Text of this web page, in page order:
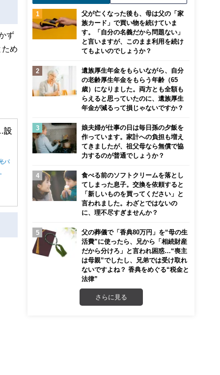
ず
ため
設
パ
父が亡くなった後も、母は父の「家
族カード」で買い物を続けていま
す。「自分の名義だから問題ない」
と言いますが、このまま利用を続け
てもよいのでしょうか？
遺族厚生年金をもらいながら、自分
の老齢厚生年金をもらう年齢（65
歳）になりました。両方とも全額も
らえると思っていたのに、遺族厚生
年金が減るって損じゃないですか？
娘夫婦が仕事の日は毎日孫の夕飯を
作っています。家計への負担も増え
てきましたが、祖父母なら無償で協
力するのが普通でしょうか？
食べる前のソフトクリームを落とし
てしまった息子。交換を依頼すると
「新しいものを買ってください」と
言われました。わざとではないの
に、理不尽すぎませんか？
父の葬儀で「香典80万円」を“母の生
活費”に使ったら、兄から「相続財産
だから分けろ」と言われ困惑…“喪主
は母親”でしたし、兄弟では受け取れ
ないですよね？ 香典をめぐる“税金と
法律”
さらに見る